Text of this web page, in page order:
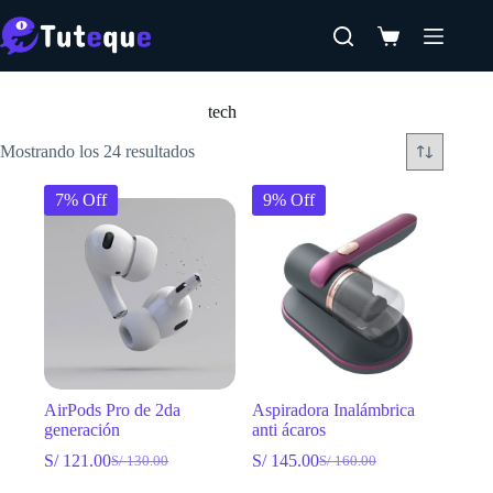
al
contenido
Carro
tech
Mostrando los 24 resultados
7% Off
AirPods Pro de 2da
generación
S/130.00
El
S/121.00El
9% Off
Aspiradora Inalámbrica
anti ácaros
S/160.00
El
S/145.00El